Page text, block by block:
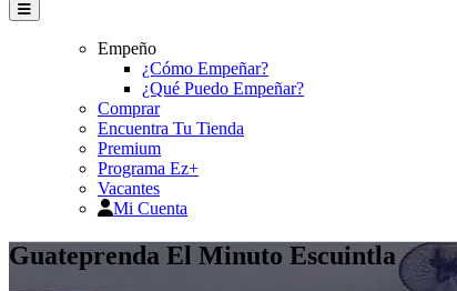
Empeño
¿Cómo Empeñar?
¿Qué Puedo Empeñar?
Comprar
Encuentra Tu Tienda
Premium
Programa Ez+
Vacantes
Mi Cuenta
Guateprenda El Minuto Escuintla